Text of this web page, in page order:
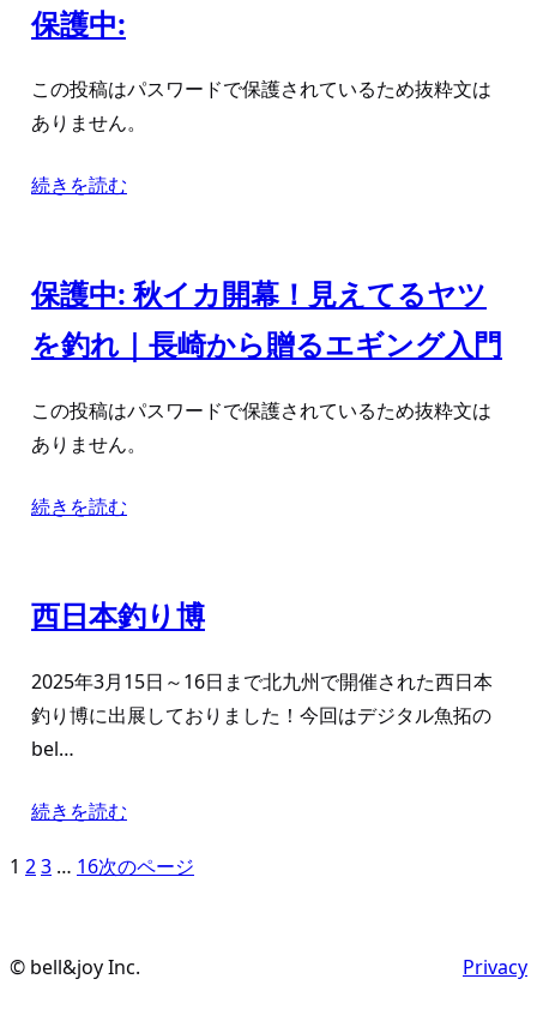
保護中:
この投稿はパスワードで保護されているため抜粋文は
ありません。
続きを読む
保護中: 秋イカ開幕！見えてるヤツ
を釣れ｜長崎から贈るエギング入門
この投稿はパスワードで保護されているため抜粋文は
ありません。
続きを読む
西日本釣り博
2025年3月15日～16日まで北九州で開催された西日本
釣り博に出展しておりました！今回はデジタル魚拓の
bel…
続きを読む
1 23 … 16次のページ
© bell&joy Inc. Privacy